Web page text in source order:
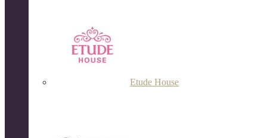
Etude House